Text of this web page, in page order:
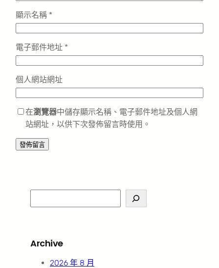
顯示名稱 *
電子郵件地址 *
個人網站網址
在瀏覽器中儲存顯示名稱、電子郵件地址及個人網
站網址，以供下次發佈留言時使用。
e
c
Archive
2026 年 8 月